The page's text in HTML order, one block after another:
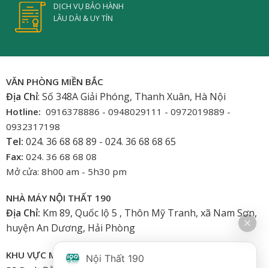
DỊCH VỤ BẢO HÀNH
LÂU DÀI & UY TÍN
VĂN PHÒNG MIỀN BẮC
Địa Chỉ: Số 348A Giải Phóng, Thanh Xuân, Hà Nội
Hotline: 0916378886 - 0948029111 - 0972019889 -
0932317198
Tel: 024. 36 68 68 89 - 024. 36 68 68 65
Fax: 024. 36 68 68 08
Mở cửa: 8h00 am - 5h30 pm
NHÀ MÁY NỘI THẤT 190
Địa Chỉ: Km 89, Quốc lộ 5 , Thôn Mỹ Tranh, xã Nam Sơn,
huyện An Dương, Hải Phòng
KHU VỰC MIỀN NAMNội Thất 190